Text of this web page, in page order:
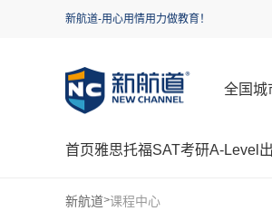
新航道-用心用情用力做教育！
全国城
首页雅思托福SAT考研A-Level
新航道>课程中心